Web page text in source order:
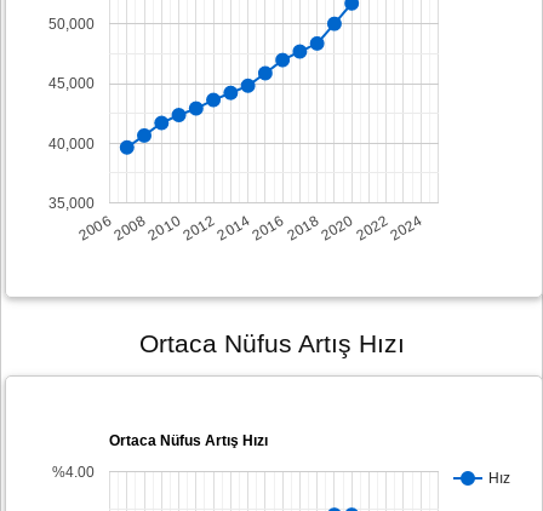
2006200820102012201420162018202020222024
35,000
40,000
45,000
50,000
Ortaca Nüfus Artış Hızı
Ortaca Nüfus Artış Hızı
Hız
%4.00